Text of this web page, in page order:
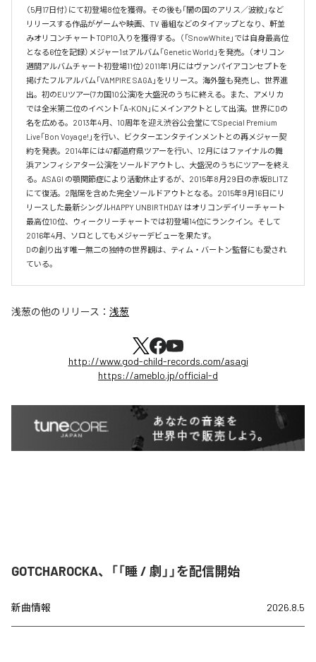
（5月17日付）にて初登場8位を獲得。その後も「闇の国のアリス／波紋」など
リリースする作品がゲームや映画、TV 番組などのタイアップとなり、軒並
みオリコンチャートTOP10入りを獲得する。（「SnowWhite」では自身最高位
となる6位を記録）メジャー1stアルバム「Genetic World」を発売。（オリコン
週間アルバムチャート初登場11位）2011年1月にはヴァンパイアコンセプトを
掲げたフルアルバム「VAMPIRE SAGA」をリリース。海外盤も発売し、世界進
出。初のEUツアー(7カ国10公演)を大盛況のうちに終える。また、アメリカ
では全米第二位のイベント「A-KON」にメインアクトとして出演。世界にDの
名を広める。2013年4月、10周年を迎え渋谷公会堂にてSpecial Premium
Live「Bon Voyage!」を行い、ビクターエンタテインメントとの再メジャー契
約を発表。2014年には47都道府県ツアーを行い、12月にはファイナルの舞
浜アンフィシアター公演をソールドアウトし、大盛況のうちにツアーを終え
る。ASAGI の顎関節症により活動休止するが、2015年8月29日の赤坂BLITZ
にて復活。2階席を含めた完全ソールドアウトとなる。2015年9月16日にリ
リースした最新シングルHAPPY UNBIRTHDAY はオリコンデイリーチャート
最高位10位、ウィークリーチャートでは初登場14位にランクイン。そして
2016年4月、ソロとしてもメジャーデビューを果たす。
Dの創り出す唯一無二の独特の世界観は、ティム・バートン監督にも愛され
ている。
浅葱の他のリリース： 浅葱
http://www.god-child-records.com/asagi
https://ameblo.jp/official-d
GOTCHAROCKA、「「睡 / 劇」」を配信開始
新曲情報 2026.8.5